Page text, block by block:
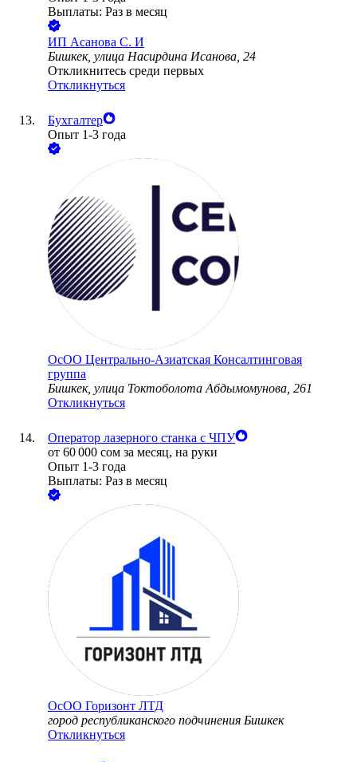
Выплаты: Раз в месяц
ИП Асанова С. И
Бишкек, улица Насирдина Исанова, 24
Откликнитесь среди первых
Откликнуться
Бухгалтер
Опыт 1-3 года
ОсОО Центрально-Азиатская Консалтинговая
группа
Бишкек, улица Токтоболота Абдымомунова, 261
Откликнуться
Оператор лазерного станка с ЧПУ
от 60 000 сом за месяц, на руки
Опыт 1-3 года
Выплаты: Раз в месяц
ОсОО Горизонт ЛТД
город республиканского подчинения Бишкек
Откликнуться